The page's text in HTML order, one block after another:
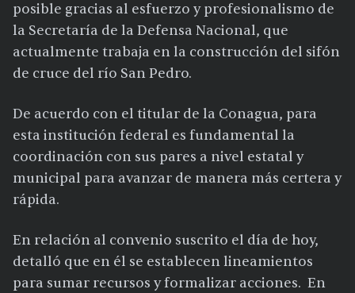
posible gracias al esfuerzo y profesionalismo de
la Secretaría de la Defensa Nacional, que
actualmente trabaja en la construcción del sifón
de cruce del río San Pedro.
De acuerdo con el titular de la Conagua, para
esta institución federal es fundamental la
coordinación con sus pares a nivel estatal y
municipal para avanzar de manera más certera y
rápida.
En relación al convenio suscrito el día de hoy,
detalló que en él se establecen lineamientos
para sumar recursos y formalizar acciones. En